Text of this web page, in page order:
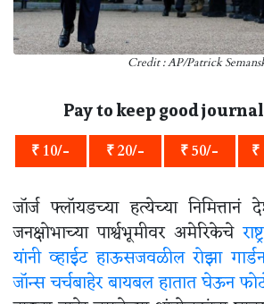
Credit : AP/Patrick
Pay to keep good
₹ 10/- ₹ 20/- ₹ 50/- ₹
जॉर्ज फ्लॉयडच्या हत्येच्या
जनक्षोभाच्या पार्श्वभूमीवर अमेरिकेचे
यांनी व्हाईट हाऊसजवळील रोझा
जॉन्स चर्चबाहेर बायबल हातात घेऊन